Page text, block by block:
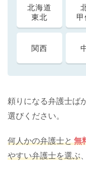
北海道
東北
甲
関西
頼りになる弁護士ば
選びください。
何人かの弁護士と無
やすい弁護士を選ぶ